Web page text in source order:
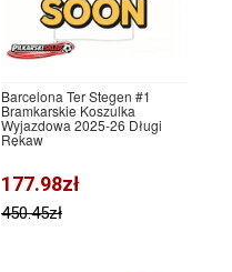
Barcelona Ter Stegen #1
Bramkarskie Koszulka
Wyjazdowa 2025-26 Długi
Rękaw
177.98zł
450.45zł